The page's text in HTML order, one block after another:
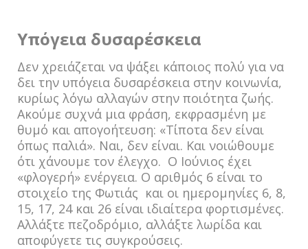
Υπόγεια δυσαρέσκεια
Δεν χρειάζεται να ψάξει κάποιος πολύ για να
δει την υπόγεια δυσαρέσκεια στην κοινωνία,
κυρίως λόγω αλλαγών στην ποιότητα ζωής.
Ακούμε συχνά μια φράση, εκφρασμένη με
θυμό και απογοήτευση: «Τίποτα δεν είναι
όπως παλιά». Ναι, δεν είναι. Και νοιώθουμε
ότι χάνουμε τον έλεγχο. Ο Ιούνιος έχει
«φλογερή» ενέργεια. Ο αριθμός 6 είναι το
στοιχείο της Φωτιάς και οι ημερομηνίες 6, 8,
15, 17, 24 και 26 είναι ιδιαίτερα φορτισμένες.
Αλλάξτε πεζοδρόμιο, αλλάξτε λωρίδα και
αποφύγετε τις συγκρούσεις.